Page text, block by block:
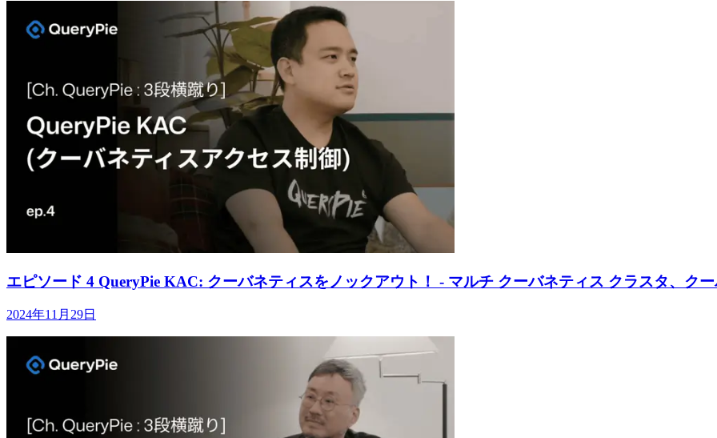
エピソード 4 QueryPie KAC: クーバネティスをノックアウト！ - マルチ クーバネティス クラスタ、ク
2024年11月29日